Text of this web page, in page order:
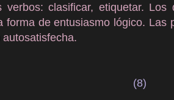
verbos: clasificar, etiquetar.
forma de entusiasmo lógico. Las
(8)